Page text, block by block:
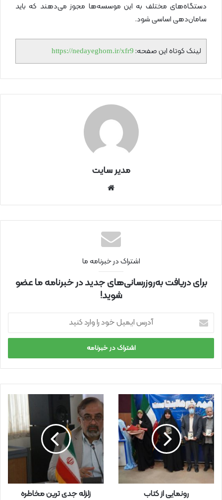
دستگاه‌های مختلف به این موسسه‌ها مجوز می‌دهند که باید
سامان‌دهی اساسی شود.
لینک کوتاه این صفحه: https://nedayeghom.ir/xfr9
مدیر سایت
نتی
اشتراک در خبرنامه ما
برای دریافت به‌روزرسانی‌های جدید در خبرنامه ما عضو
شوید!
ر
ا
ی
ل
خ
و
د
ر
و
ا
ر
رونمایی از کتاب
زلزله جدی ترین مخاطره